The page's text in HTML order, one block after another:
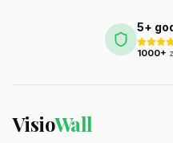
5+
1000+
VisioWall